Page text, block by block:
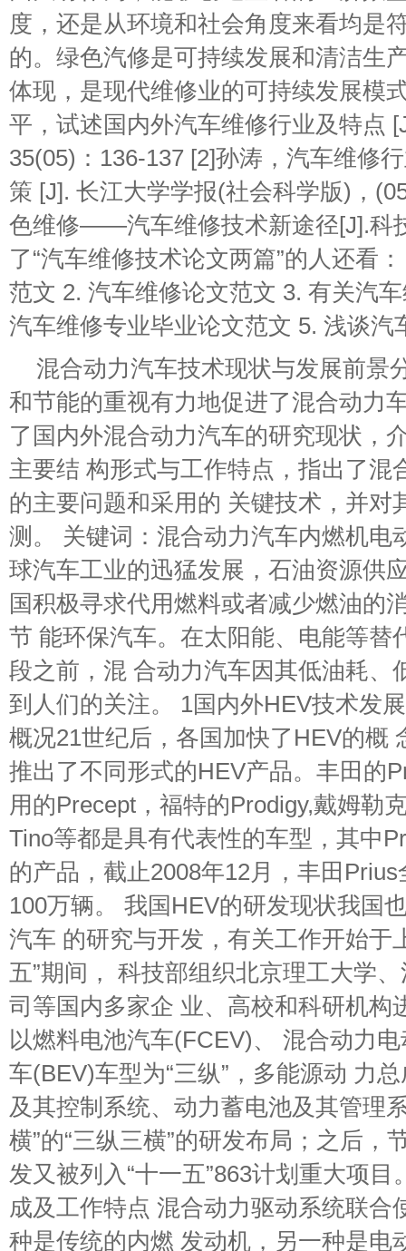
度，还是从环境和社会角度来看均是
的。绿色汽修是可持续发展和清洁生
体现，是现代维修业的可持续发展模
平，试述国内外汽车维修行业及特点
35(05)：136-137 [2]孙涛，汽车维修
策 [J]. 长江大学学报(社会科学版)，
色维修――汽车维修技术新途径[J].科
了“汽车维修技术论文两篇”的人还看
范文 2. 汽车维修论文范文 3. 有关汽
汽车维修专业毕业论文范文 5. 浅谈汽
混合动力汽车技术现状与发展前景
和节能的重视有力地促进了混合动力
了国内外混合动力汽车的研究现状，
主要结 构形式与工作特点，指出了混
的主要问题和采用的 关键技术，并对
测。 关键词：混合动力汽车内燃机电
球汽车工业的迅猛发展，石油资源供
国积极寻求代用燃料或者减少燃油的
节 能环保汽车。在太阳能、电能等替
段之前，混 合动力汽车因其低油耗、
到人们的关注。 1国内外HEV技术发
概况21世纪后，各国加快了HEV的概
推出了不同形式的HEV产品。丰田的
用的Precept，福特的Prodigy,戴姆勒
Tino等都是具有代表性的车型，其中
的产品，截止2008年12月，丰田
100万辆。 我国HEV的研发现状我国
汽车 的研究与开发，有关工作开始于
五”期间， 科技部组织北京理工大学
司等国内多家企 业、高校和科研机构
以燃料电池汽车(FCEV)、 混合动力
车(BEV)车型为“三纵”，多能源动 力
及其控制系统、动力蓄电池及其管理
横”的“三纵三横”的研发布局；之后，
发又被列入“十一五”863计划重大项
成及工作特点 混合动力驱动系统联合
种是传统的内燃 发动机，另一种是电